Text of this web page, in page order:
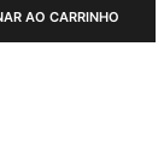
AO CARRINHO